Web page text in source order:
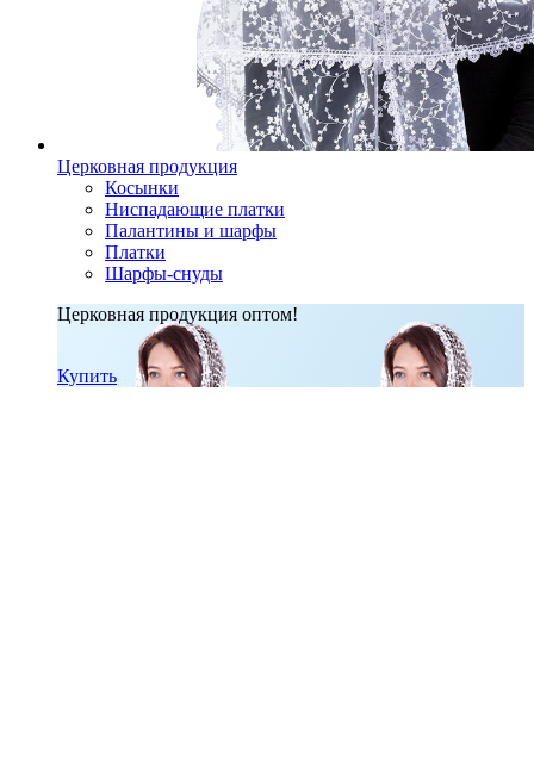
Церковная продукция
Косынки
Ниспадающие платки
Палантины и шарфы
Платки
Шарфы-снуды
Церковная продукция оптом!
Купить